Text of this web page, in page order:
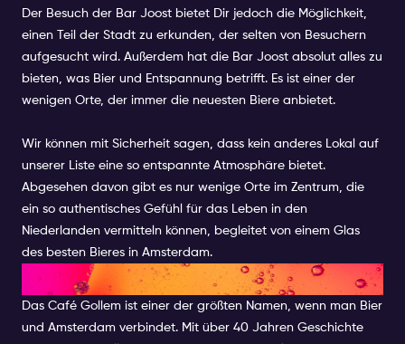
Der Besuch der Bar Joost bietet Dir jedoch die Möglichkeit,
einen Teil der Stadt zu erkunden, der selten von Besuchern
aufgesucht wird. Außerdem hat die Bar Joost absolut alles zu
bieten, was Bier und Entspannung betrifft. Es ist einer der
wenigen Orte, der immer die neuesten Biere anbietet.
Wir können mit Sicherheit sagen, dass kein anderes Lokal auf
unserer Liste eine so entspannte Atmosphäre bietet.
Abgesehen davon gibt es nur wenige Orte im Zentrum, die
ein so authentisches Gefühl für das Leben in den
Niederlanden vermitteln können, begleitet von einem Glas
des besten Bieres in Amsterdam.
CAFÉ GOLLEM
Das Café Gollem ist einer der größten Namen, wenn man Bier
und Amsterdam verbindet. Mit über 40 Jahren Geschichte